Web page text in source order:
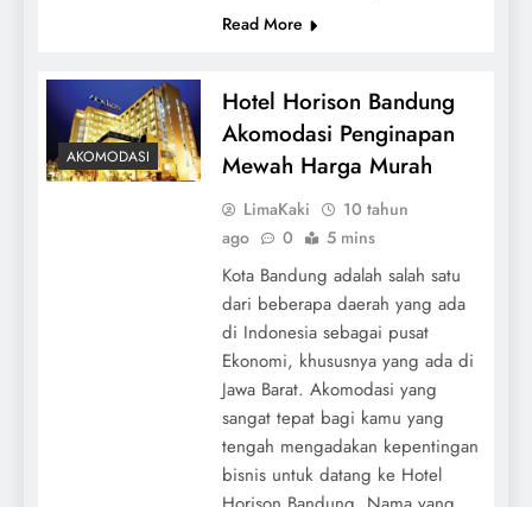
Read More
AKOMODASI
Hotel Horison Bandung
Akomodasi Penginapan
Mewah Harga Murah
LimaKaki
10 tahun
ago
0 5 mins
Kota Bandung adalah salah satu
dari beberapa daerah yang ada
di Indonesia sebagai pusat
Ekonomi, khususnya yang ada di
Jawa Barat. Akomodasi yang
sangat tepat bagi kamu yang
tengah mengadakan kepentingan
bisnis untuk datang ke Hotel